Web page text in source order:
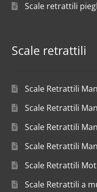
Scale retrattili
Scale retrattili
Scale Retrattili
Scale Retrattili
Scale Retrattili
Scale Retrattili
Scale Retrattili
Scale Retrattili a